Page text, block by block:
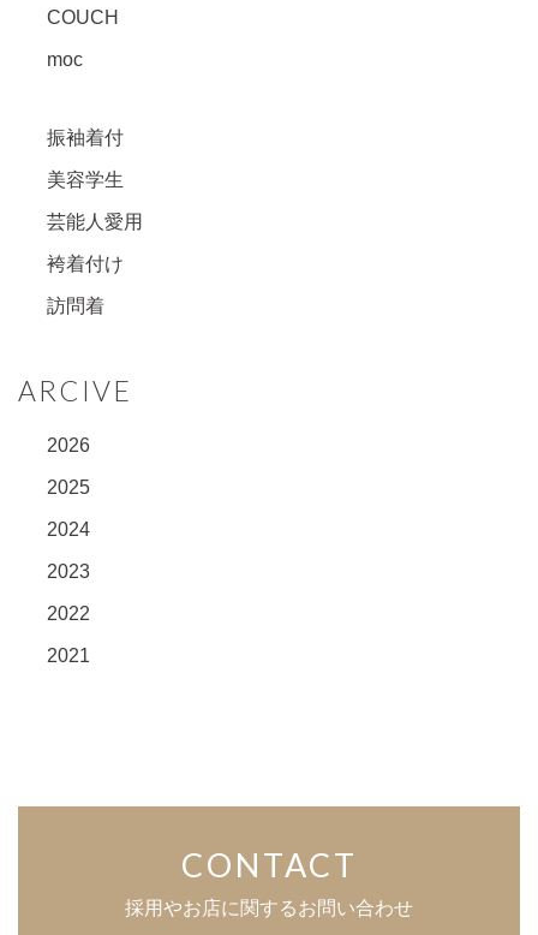
COUCH
moc
振袖着付
美容学生
芸能人愛用
袴着付け
訪問着
ARCIVE
2026
2025
2024
2023
2022
2021
CONTACT
採用やお店に関するお問い合わせ